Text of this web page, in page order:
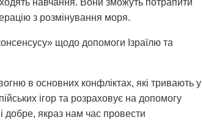
навчання. Вони зможуть потрапити
з розмінування моря.
щодо допомоги Ізраїлю та
в основних конфліктах, які тривають у
ігор та розраховує на допомогу
добре, якраз нам час провести